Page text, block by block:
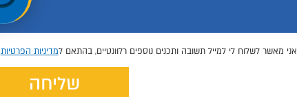
אני מאשר לשלוח לי למייל תשובה ותכנים נוספים רלוונטיים, בהתאם למדיניות הפרטיות
שליחה